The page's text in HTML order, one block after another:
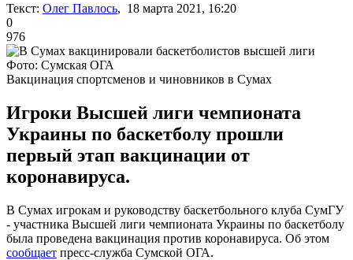
Текст: Олег Павлось, 18 марта 2021, 16:20
0
976
Фото: Сумская ОГА
Вакцинация спортсменов и чиновников в Сумах
Игроки Высшей лиги чемпионата
Украины по баскетболу прошли
первый этап вакцинации от
коронавируса.
В Сумах игрокам и руководству баскетбольного клуба СумГУ
- участника Высшей лиги чемпионата Украины по баскетболу
была проведена вакцинация против коронавируса. Об этом
сообщает пресс-служба Сумской ОГА.